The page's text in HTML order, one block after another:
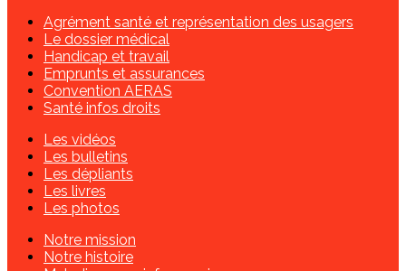
Agrément santé et représentation des usagers
Le dossier médical
Handicap et travail
Emprunts et assurances
Convention AERAS
Santé infos droits
Les vidéos
Les bulletins
Les dépliants
Les livres
Les photos
Notre mission
Notre histoire